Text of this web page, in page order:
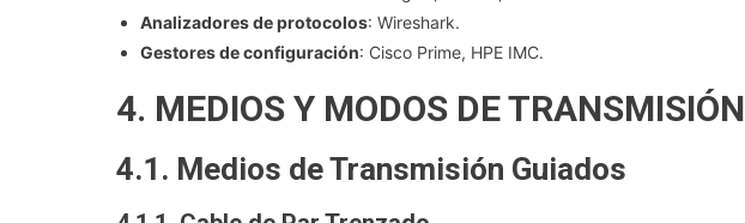
Analizadores de protocolos: Wireshark.
Gestores de configuración: Cisco Prime, HPE IMC.
4. MEDIOS Y MODOS DE TRANSMISIÓN
4.1. Medios de Transmisión Guiados